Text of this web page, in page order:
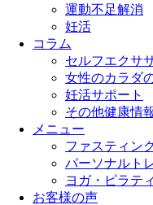
運動不足解消
妊活
コラム
セルフエクサ
女性のカラダ
妊活サポート
その他健康情
メニュー
ファスティン
パーソナルト
ヨガ・ピラテ
お客様の声